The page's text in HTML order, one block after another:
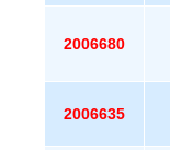
2006680
2006635